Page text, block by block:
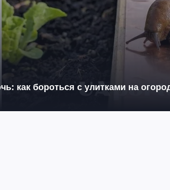
как бороться с улитками на